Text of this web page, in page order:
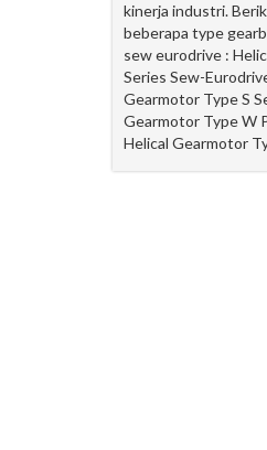
kinerja industri.
beberapa type
sew eurodrive :
Series Sew-
Gearmotor Type S
Gearmotor Type W
Helical Gearmotor